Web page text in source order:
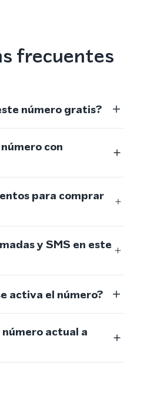
frecuentes
número gratis?
con
para comprar
y SMS en este
activa el número?
actual a